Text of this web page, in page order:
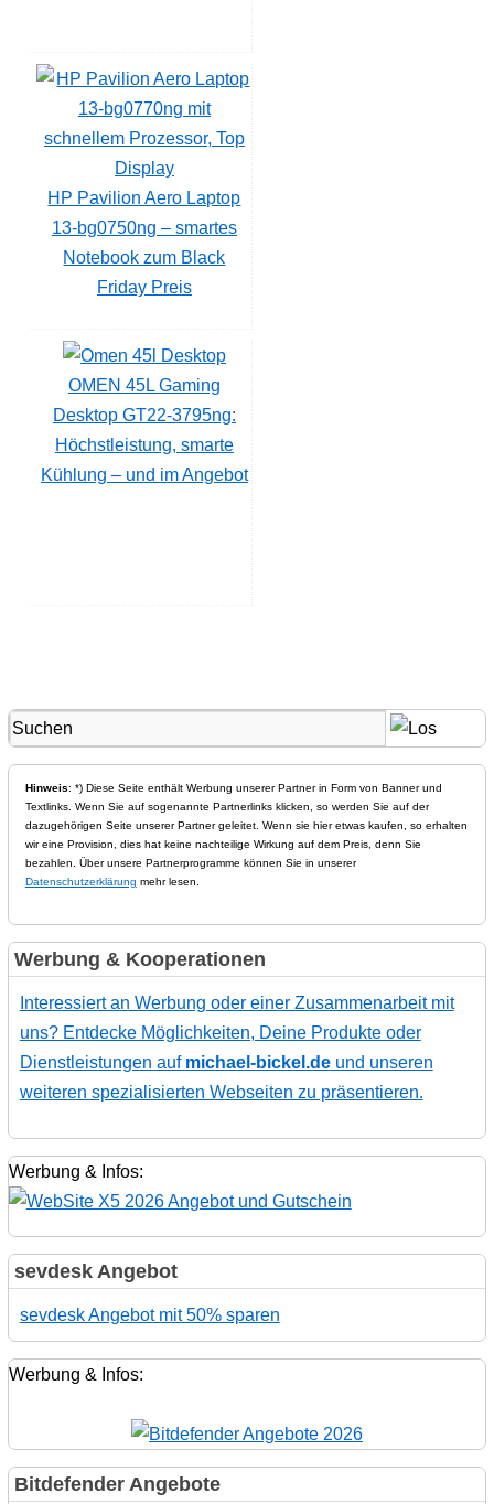
HP Pavilion Aero Laptop
13-bg0750ng – smartes
Notebook zum Black
Friday Preis
OMEN 45L Gaming
Desktop GT22-3795ng:
Höchstleistung, smarte
Kühlung – und im Angebot
Hinweis: *) Diese Seite enthält Werbung unserer Partner in Form von Banner und
Textlinks. Wenn Sie auf sogenannte Partnerlinks klicken, so werden Sie auf der
dazugehörigen Seite unserer Partner geleitet. Wenn sie hier etwas kaufen, so erhalten
wir eine Provision, dies hat keine nachteilige Wirkung auf dem Preis, denn Sie
bezahlen. Über unsere Partnerprogramme können Sie in unserer
Datenschutzerklärung mehr lesen.
Werbung & Kooperationen
Interessiert an Werbung oder einer Zusammenarbeit mit
uns? Entdecke Möglichkeiten, Deine Produkte oder
Dienstleistungen auf michael-bickel.deund unseren
weiteren spezialisierten Webseiten zu präsentieren.
Werbung & Infos:
sevdesk Angebot
sevdesk Angebot mit 50% sparen
Werbung & Infos:
Bitdefender Angebote